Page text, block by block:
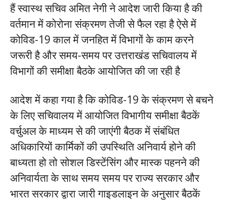
हैं स्वास्थ सचिव अमित नेगी ने आदेश जारी किया है की
वर्तमान में कोरोना संक्रमण तेजी से फैल रहा है ऐसे में
कोविड-19 काल में जनहित में विभागों के काम करने
जरूरी है और समय-समय पर उत्तराखंड सचिवालय में
विभागों की समीक्षा बैठके आयोजित की जा रही है
आदेश में कहा गया है कि कोविड-19 के संक्रमण से बचने
के लिए सचिवालय में आयोजित विभागीय समीक्षा बैठकें
वर्चुअल के माध्यम से की जाएंगी बैठक में संबंधित
अधिकारियों कार्मिकों की उपस्थिति अनिवार्य होने की
बाध्यता हो तो सोशल डिस्टेंसिंग और मास्क पहनने की
अनिवार्यता के साथ समय समय पर राज्य सरकार और
भारत सरकार द्वारा जारी गाइडलाइन के अनुसार बैठकें